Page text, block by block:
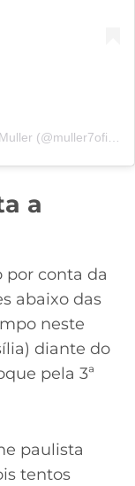
a
por conta da
abaixo das
neste
diante do
pela 3ª
paulista
tentos